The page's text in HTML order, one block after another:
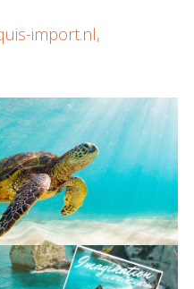
import.nl,